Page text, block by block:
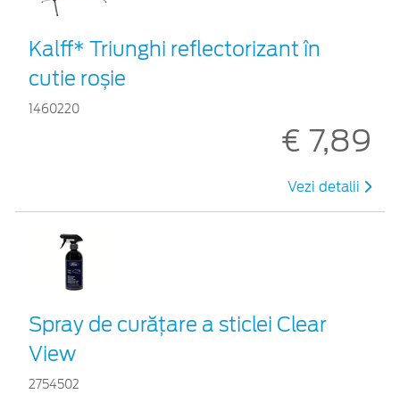
Kalff* Triunghi reflectorizant în
cutie roșie
1460220
€ 7,89
Vezi detalii
Spray de curățare a sticlei Clear
View
2754502